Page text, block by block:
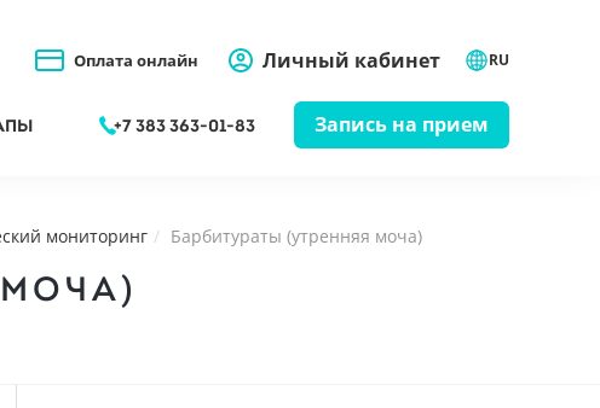
Оплата онлайн Личный кабинет RU
+7 383 363-01-83 Запись на прием
мониторинг Барбитураты (утренняя моча)